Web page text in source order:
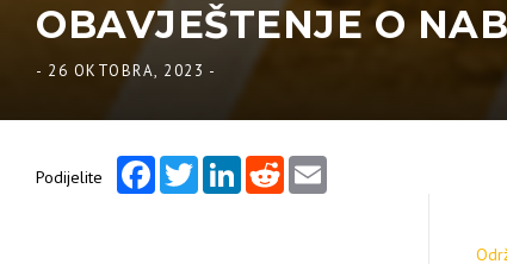
OBAVJEŠTENJE O
- 26 OKTOBRA, 2023 -
Podijelite
FacebookTwitterLinkedInReddit